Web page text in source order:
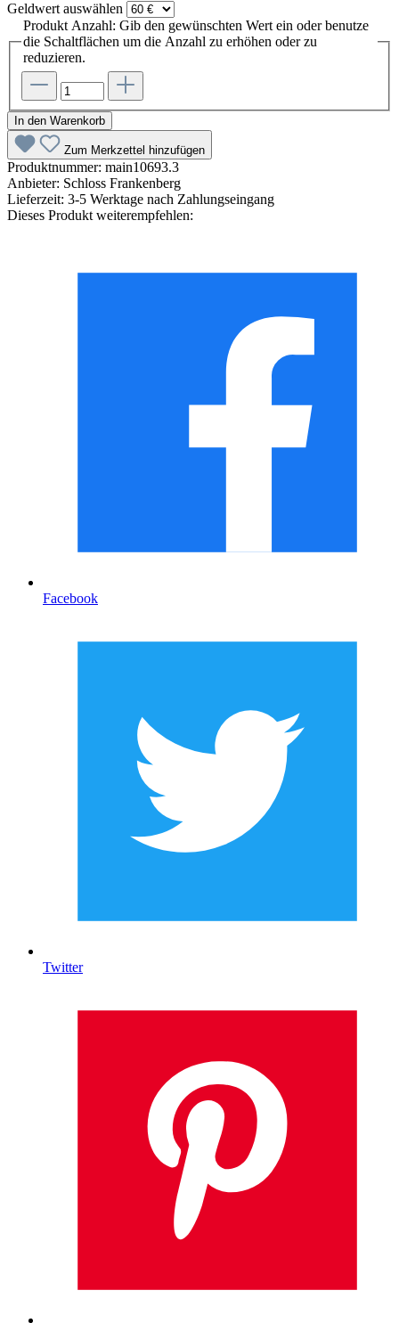
Geldwert auswählen
Produkt Anzahl: Gib den gewünschten Wert ein oder benutze
die Schaltflächen um die Anzahl zu erhöhen oder zu
reduzieren.
In den Warenkorb
Zum Merkzettel hinzufügen
Produktnummer: main10693.3
Anbieter: Schloss Frankenberg
Lieferzeit: 3-5 Werktage nach Zahlungseingang
Dieses Produkt weiterempfehlen:
Facebook
Twitter